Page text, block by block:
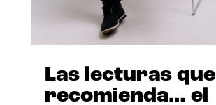
Las lecturas que
recomienda… el